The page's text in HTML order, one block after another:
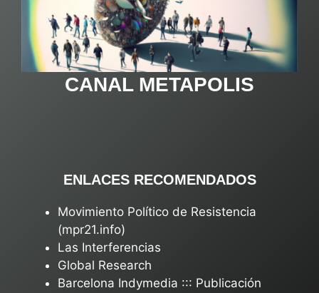
CANAL METAPOLIS
ENLACES RECOMENDADOS
Movimiento Político de Resistencia
(mpr21.info)
Las Interferencias
Global Research
Barcelona Indymedia ::: Publicación